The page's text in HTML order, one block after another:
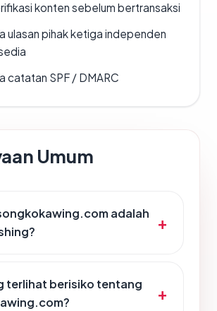
konten sebelum bertransaksi
ulasan pihak ketiga independen
catatan SPF / DMARC
Umum
adalah
terlihat berisiko tentang